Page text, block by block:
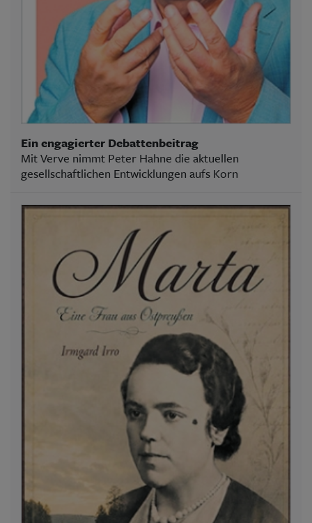
Ein engagierter Debattenbeitrag
Mit Verve nimmt Peter Hahne die aktuellen
gesellschaftlichen Entwicklungen aufs Korn